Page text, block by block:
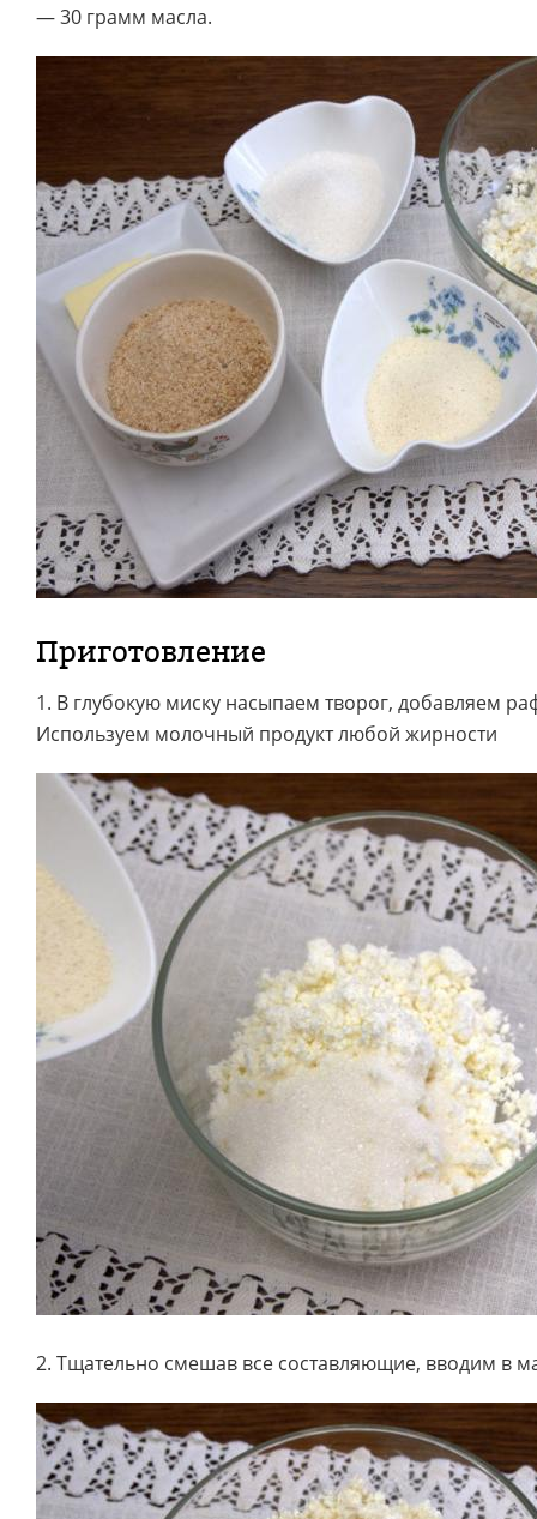
— 30 грамм масла.
Приготовление
1. В глубокую миску насыпаем творог, добавляем
Используем молочный продукт любой жирности
2. Тщательно смешав все составляющие, вводим в